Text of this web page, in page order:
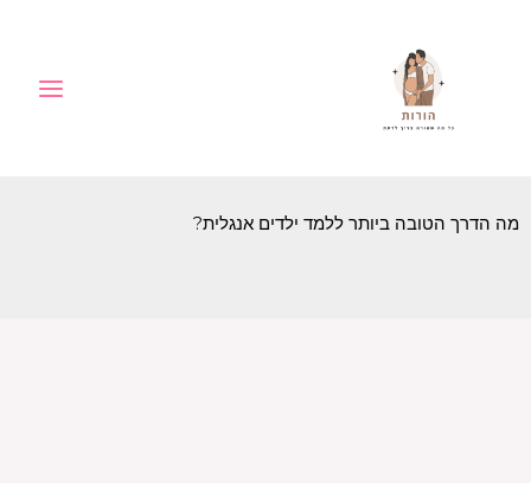
מה הדרך הטובה ביותר ללמד ילדים אנגלית?